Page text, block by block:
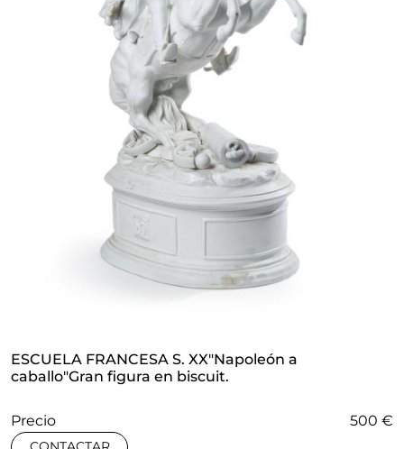
ESCUELA FRANCESA S. XX"Napoleón a
caballo"Gran figura en biscuit.
Precio 500 €